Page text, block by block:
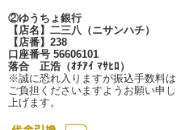
②ゆうちょ銀行
【店名】二三八（ニサンハチ）
【店番】238
口座番号 56606101
落合 正浩（ｵﾁｱｲ ﾏｻﾋﾛ）
※誠に恐れ入りますが振込手数料は
ご負担くださいますようお願い申し
上げます。